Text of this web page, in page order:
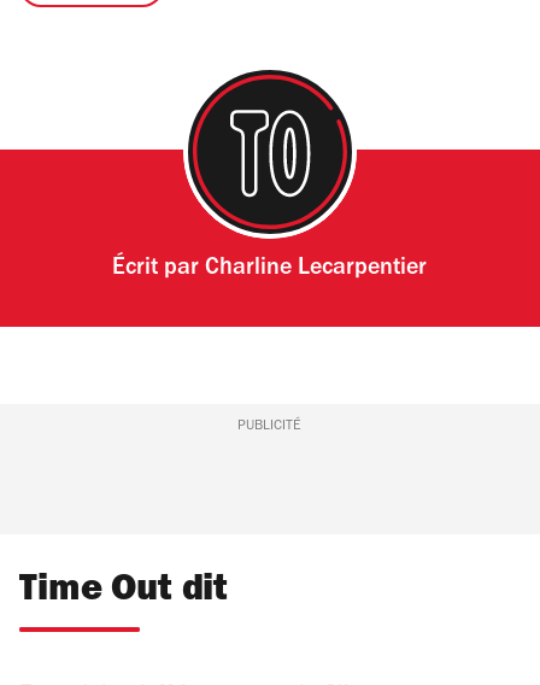
Écrit parCharline Lecarpentier
PUBLICITÉ
Time Out dit